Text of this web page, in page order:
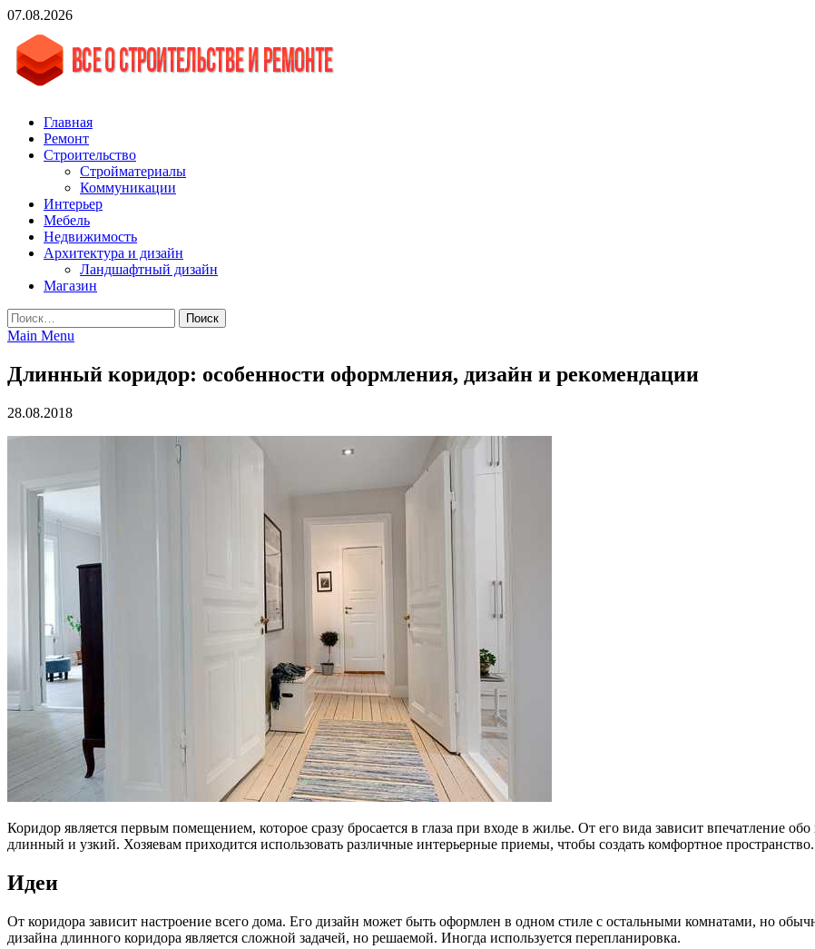
Skip
content
07.08.2026
vgasa.ru
Строительный журнал. Всё о строительстве и ремонтах
Главная
Ремонт
Строительство
Стройматериалы
Коммуникации
Интерьер
Мебель
Недвижимость
Архитектура и дизайн
Ландшафтный дизайн
Магазин
Найти:
Main Menu
Длинный коридор: особенности оформления, дизайн и рекомендации
28.08.2018
Коридор является первым помещением, которое сразу бросается в глаза при входе в жилье. От его вида зависит впечатление
длинный и узкий. Хозяевам приходится использовать различные интерьерные приемы, чтобы создать комфортное
Идеи
От коридора зависит настроение всего дома. Его дизайн может быть оформлен в одном стиле с остальными комнатами, но
дизайна длинного коридора является сложной задачей, но решаемой. Иногда используется перепланировка.